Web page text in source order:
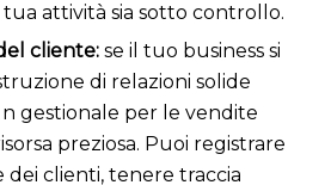
attività sia sotto controllo.
cliente: se il tuo business si
di relazioni solide
gestionale per le vendite
preziosa. Puoi registrare
dei clienti, tenere traccia